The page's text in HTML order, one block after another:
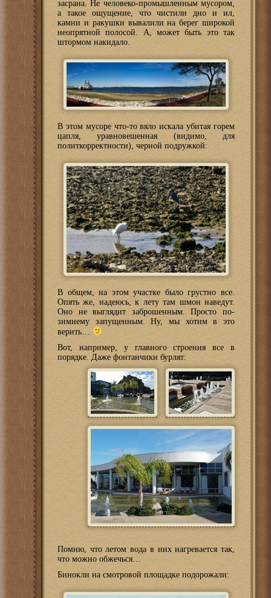
засрана. Не человеко-промышленным мусором,
а такое ощущение, что чистили дно и ил,
камни и ракушки вывалили на берег широкой
неопрятной полосой. А, может быть это так
штормом накидало.
В этом мусоре что-то вяло искала убитая горем
цапля, уравновешенная (видимо, для
политкорректности), черной подружкой:
В общем, на этом участке было грустно все.
Опять же, надеюсь, к лету там шмон наведут.
Оно не выглядит заброшенным. Просто по-
зимнему запущенным. Ну, мы хотим в это
верить…
Вот, например, у главного строения все в
порядке. Даже фонтанчики бурлят:
Помню, что летом вода в них нагревается так,
что можно обжечься…
Бинокли на смотровой площадке подорожали: